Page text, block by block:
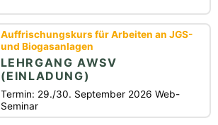
Auffrischungskurs für Arbeiten an JGS-
und Biogasanlagen
LEHRGANG AWSV
(EINLADUNG)
Termin: 29./30. September 2026 Web-
Seminar